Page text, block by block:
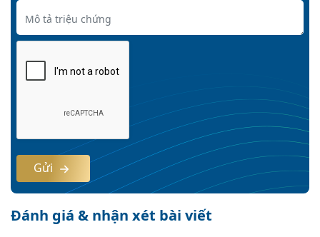
Gửi
Đánh giá & nhận xét bài viết